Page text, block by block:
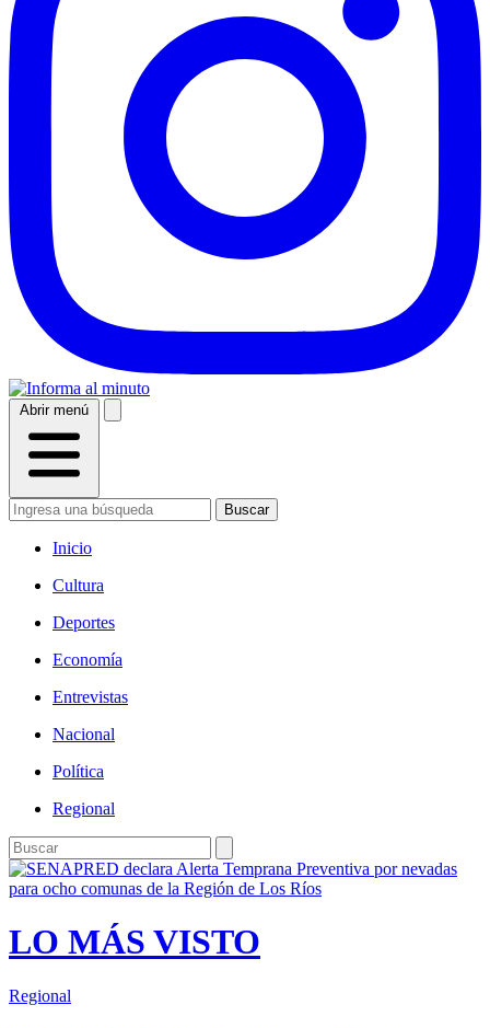
Abrir menú
Buscar
Inicio
Cultura
Deportes
Economía
Entrevistas
Nacional
Política
Regional
LO MÁS VISTO
Regional